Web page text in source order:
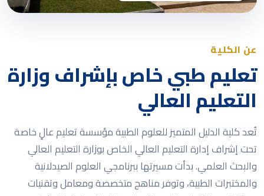
عن الكلية
تعليم طبي خاص بإشراف وزارة
التعليم العالي
تُعد كلية الدليل المتميز للعلوم الطبية مؤسسة تعليم عالٍ خاصة
تحت إشراف إدارة التعليم العالي الخاص بوزارة التعليم العالي
والبحث العلمي. بدأت مسيرتها ببرنامجي العلوم الصيدلانية
والمختبرات الطبية، وتوفر مناهج متخصصة ومعامل وتقنيات